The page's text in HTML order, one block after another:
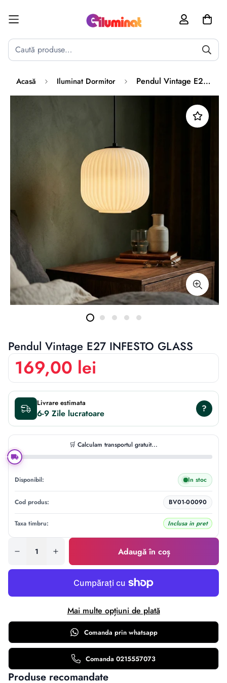
Acasă Iluminat Dormitor Pendul Vintage E27 INFESTO GLASS
Pendul Vintage E27 INFESTO GLASS
169,00 lei
Livrare estimata
6-9 Zile ?
🛒 Calculam transportul gratuit...
Disponibil: In stoc
Cod produs: BV01-00090
Taxa timbru: Inclusa in pret
Adaugă în coș
Mai multe opțiuni de plată
Comanda prin whatsapp
Comanda 0215557073
Produse recomandate